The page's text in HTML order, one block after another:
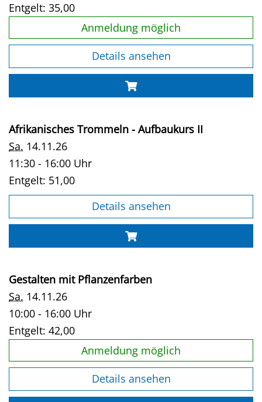
Entgelt: 35,00
Anmeldung möglich
Details ansehen
Afrikanisches Trommeln - Aufbaukurs II
Sa. 14.11.26
11:30 - 16:00 Uhr
Entgelt: 51,00
Details ansehen
Gestalten mit Pflanzenfarben
Sa. 14.11.26
10:00 - 16:00 Uhr
Entgelt: 42,00
Anmeldung möglich
Details ansehen